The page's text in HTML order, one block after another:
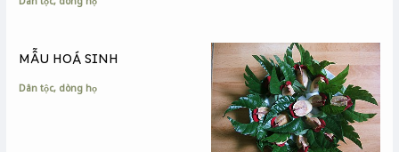
MẪU HOÁ SINH
Dân tộc, dòng họ